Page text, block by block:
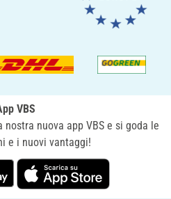
VBS
nuova app VBS e si goda le
e i nuovi vantaggi!